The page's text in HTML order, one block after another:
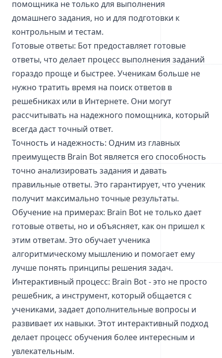
помощника не только для выполнения
домашнего задания, но и для подготовки к
контрольным и тестам.
Готовые ответы: Бот предоставляет готовые
ответы, что делает процесс выполнения заданий
гораздо проще и быстрее. Ученикам больше не
нужно тратить время на поиск ответов в
решебниках или в Интернете. Они могут
рассчитывать на надежного помощника, который
всегда даст точный ответ.
Точность и надежность: Одним из главных
преимуществ Brain Bot является его способность
точно анализировать задания и давать
правильные ответы. Это гарантирует, что ученик
получит максимально точные результаты.
Обучение на примерах: Brain Bot не только дает
готовые ответы, но и объясняет, как он пришел к
этим ответам. Это обучает ученика
алгоритмическому мышлению и помогает ему
лучше понять принципы решения задач.
Интерактивный процесс: Brain Bot - это не просто
решебник, а инструмент, который общается с
учениками, задает дополнительные вопросы и
развивает их навыки. Этот интерактивный подход
делает процесс обучения более интересным и
увлекательным.